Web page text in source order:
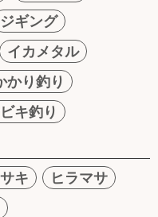
ジギング
イカメタル
かり釣り
キ釣り
キ
ヒラマサ